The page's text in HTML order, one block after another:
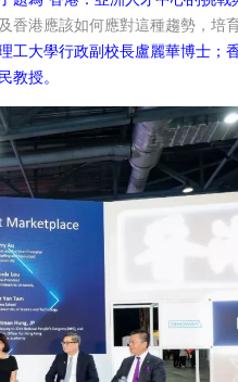
港應該如何應對這種趨勢，培
工大學行政副校長盧麗華博士；
教授。